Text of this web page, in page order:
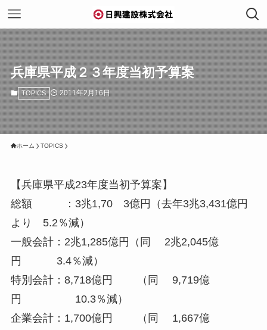
兵庫県平成２３年度当初予算案
TOPICS 2011年2月16日
ホーム TOPICS
【兵庫県平成23年度当初予算案】
総額 ：3兆1,70 3億円（去年3兆3,431億円
より 5.2％減）
一般会計：2兆1,285億円（同 2兆2,045億
円 3.4％減）
特別会計：8,718億円 （同 9,719億
円 10.3％減）
企業会計：1,700億円 （同 1,667億